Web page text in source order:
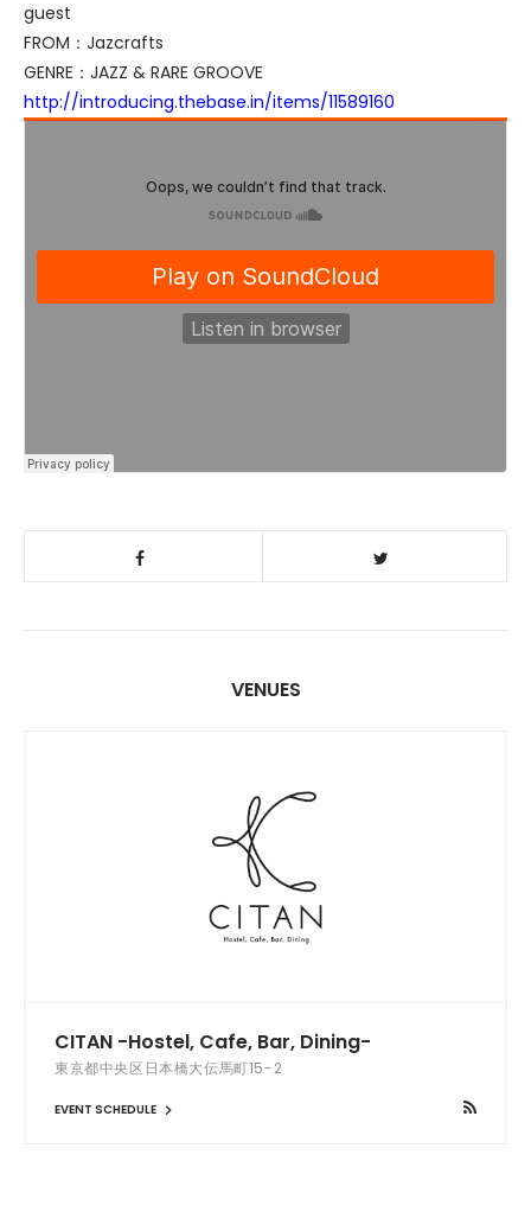
guest
FROM：Jazcrafts
GENRE：JAZZ & RARE GROOVE
http://introducing.thebase.in/items/11589160
VENUES
CITAN -Hostel, Cafe, Bar, Dining-
東京都中央区日本橋大伝馬町15-2
EVENT SCHEDULE